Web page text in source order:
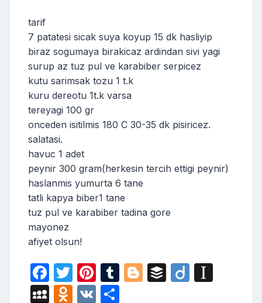
tarif
7 patatesi sicak suya koyup 15 dk hasliyip
biraz sogumaya birakicaz ardindan sivi yagi
surup az tuz pul ve karabiber serpicez
kutu sarimsak tozu 1 t.k
kuru dereotu 1t.k varsa
tereyagi 100 gr
onceden isitilmis 180 C 30-35 dk pisiricez.
salatasi.
havuc 1 adet
peynir 300 gram(herkesin tercih ettigi peynir)
haslanmis yumurta 6 tane
tatli kapya biber1 tane
tuz pul ve karabiber tadina gore
mayonez
afiyet olsun!
F
a
T
w
Pi
nt
T
Bl B
Di
M O V